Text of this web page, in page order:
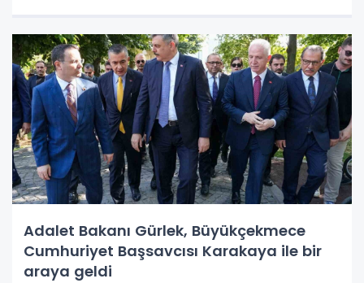
Adalet Bakanı Gürlek, Büyükçekmece
Cumhuriyet Başsavcısı Karakaya ile bir
araya geldi